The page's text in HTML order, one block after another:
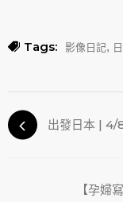
Tags: 影像日記,
出發日本 | 4/
【孕婦